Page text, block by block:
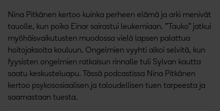
Nina Pitkänen kertoo kuinka perheen elämä ja arki menivät
tauolle, kun poika Einar sairastui leukemiaan. ”Tauko” jatkui
myöhäisvaikutusten muodossa vielä lapsen palattua
hoitojaksolta kouluun. Ongelmien vyyhti alkoi selvitä, kun
fyysisten ongelmien ratkaisun rinnalle tuli Sylvan kautta
saatu keskusteluapu. Tässä podcastissa Nina Pitkänen
kertoo psykososiaalisen ja taloudellisen tuen tarpeesta ja
saamastaan tuesta.